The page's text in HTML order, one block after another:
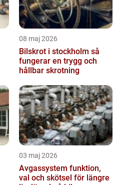
08 maj 2026
Bilskrot i stockholm så
fungerar en trygg och
hållbar skrotning
03 maj 2026
Avgassystem funktion,
val och skötsel för längre